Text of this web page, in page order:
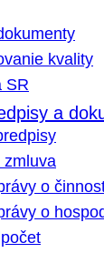
kvality
SR
a
zmluva
o
o